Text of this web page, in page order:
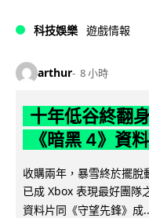
科技娛樂 遊戲情報
arthur 8 小時
十年低谷終翻
《暗黑 4》資
收購兩年，暴雪終於擺脫
已成 Xbox 表現最好團隊
資料片同《守望先鋒》成